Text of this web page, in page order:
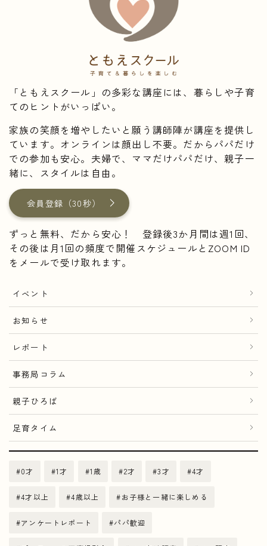
「ともえスクール」の多彩な講座には、暮らしや子育
てのヒントがいっぱい。
家族の笑顔を増やしたいと願う講師陣が講座を提供し
ています。オンラインは顔出し不要。だからパパだけ
での参加も安心。夫婦で、ママだけパパだけ、親子一
緒に、スタイルは自由。
会員登録（30秒）
ずっと無料、だから安心！ 登録後3か月間は週1回、
その後は月1回の頻度で開催スケジュールとZOOM ID
をメールで受け取れます。
イベント
お知らせ
レポート
事務局コラム
親子ひろば
足育タイム
0才 1才 1歳 2才 3才 4才
4才以上 4歳以上 お子様と一緒に楽しめる
アンケートレポート パパ歓迎